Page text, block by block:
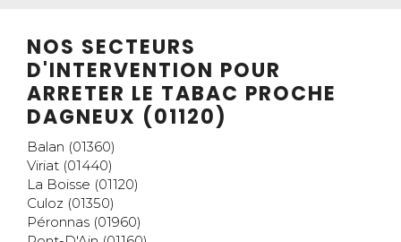
NOS SECTEURS
D'INTERVENTION POUR
ARRETER LE TABAC PROCHE
DAGNEUX (01120)
Balan (01360)
Viriat (01440)
La Boisse (01120)
Culoz (01350)
Péronnas (01960)